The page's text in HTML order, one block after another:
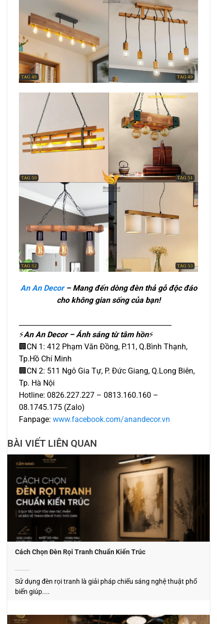
An An Decor– Mang đến dòng đèn thả gỗ độc đáo
cho không gian sống của bạn!
⚡️An An Decor – Ánh sáng từ tâm hồn⚡️
🏢CN 1: 412 Phạm Văn Đồng, P.11, Q.Bình Thạnh,
Tp.Hồ Chí Minh
🏢CN 2: 511 Ngô Gia Tự, P. Đức Giang, Q.Long Biên,
Tp. Hà Nội
Hotline: 0826.227.227 – 0813.160.160 –
08.1745.175 (Zalo)
Fanpage: www.facebook.com/anandecor.vn
BÀI VIẾT LIÊN QUAN
Cách Chọn Đèn Rọi Tranh Chuẩn Kiến Trúc
Sử dụng đèn rọi tranh là giải pháp chiếu sáng nghệ thuật phổ
biến giúp....